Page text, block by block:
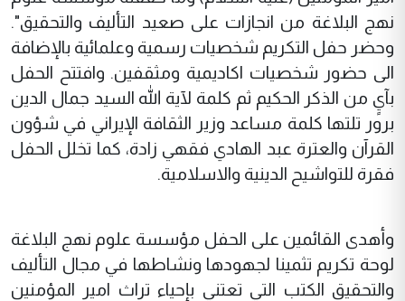
نهج البلاغة من انجازات على صعيد التأليف والتحقيق".
وحضر حفل التكريم شخصيات رسمية وعلمائية بالإضافة
الى حضور شخصيات اكاديمية ومثقفين. وافتتح الحفل
بآيٍ من الذكر الحكيم ثم كلمة لآية الله السيد جمال الدين
برور تلتها كلمة مساعد وزير الثقافة الإيراني في شؤون
القرآن والعترة عبد الهادي فقهي زادة، كما تخلل الحفل
فقرة للتواشيح الدينية والاسلامية.
وأهدى القائمين على الحفل مؤسسة علوم نهج البلاغة
لوحة تكريم تثمينا لجهودها ونشاطها في مجال التأليف
والتحقيق الكتب التي تعتني بإحياء تراث امير المؤمنين